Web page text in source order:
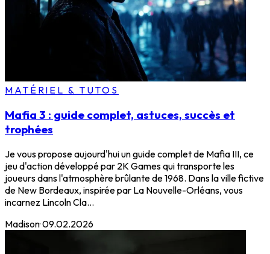
MATÉRIEL & TUTOS
Mafia 3 : guide complet, astuces, succès et
trophées
Je vous propose aujourd'hui un guide complet de Mafia III, ce
jeu d'action développé par 2K Games qui transporte les
joueurs dans l'atmosphère brûlante de 1968. Dans la ville fictive
de New Bordeaux, inspirée par La Nouvelle-Orléans, vous
incarnez Lincoln Cla...
Madison·09.02.2026